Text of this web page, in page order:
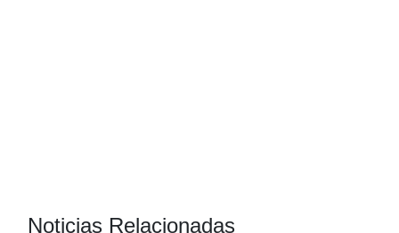
Noticias Relacionadas